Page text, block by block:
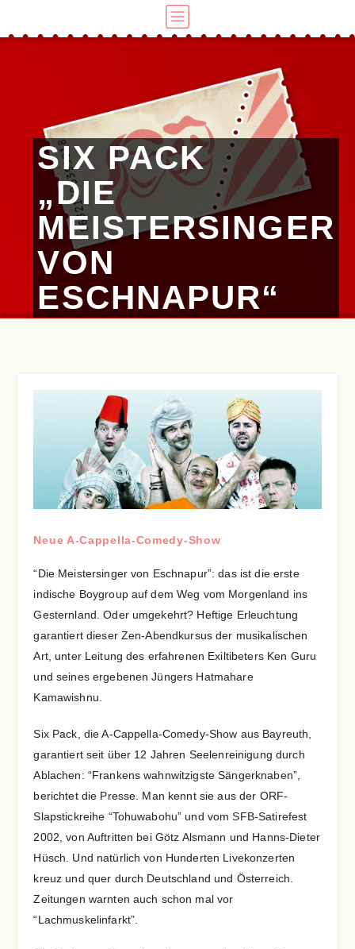
SIX PACK
„DIE
MEISTERSINGER
VON
ESCHNAPUR“
Neue A-Cappella-Comedy-Show
“Die Meistersinger von Eschnapur”: das ist die erste
indische Boygroup auf dem Weg vom Morgenland ins
Gesternland. Oder umgekehrt? Heftige Erleuchtung
garantiert dieser Zen-Abendkursus der musikalischen
Art, unter Leitung des erfahrenen Exiltibeters Ken Guru
und seines ergebenen Jüngers Hatmahare
Kamawishnu.
Six Pack, die A-Cappella-Comedy-Show aus Bayreuth,
garantiert seit über 12 Jahren Seelenreinigung durch
Ablachen: “Frankens wahnwitzigste Sängerknaben”,
berichtet die Presse. Man kennt sie aus der ORF-
Slapstickreihe “Tohuwabohu” und vom SFB-Satirefest
2002, von Auftritten bei Götz Alsmann und Hanns-Dieter
Hüsch. Und natürlich von Hunderten Livekonzerten
kreuz und quer durch Deutschland und Österreich.
Zeitungen warnten auch schon mal vor
“Lachmuskelinfarkt”.